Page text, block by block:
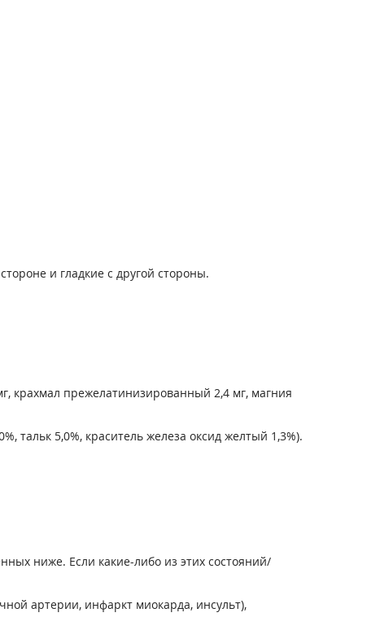
и гладкие с другой стороны.
крахмал прежелатинизированный 2,4 мг, магния
тальк 5,0%, краситель железа оксид желтый 1,3%).
ниже. Если какие-либо из этих состояний/
артерии, инфаркт миокарда, инсульт),